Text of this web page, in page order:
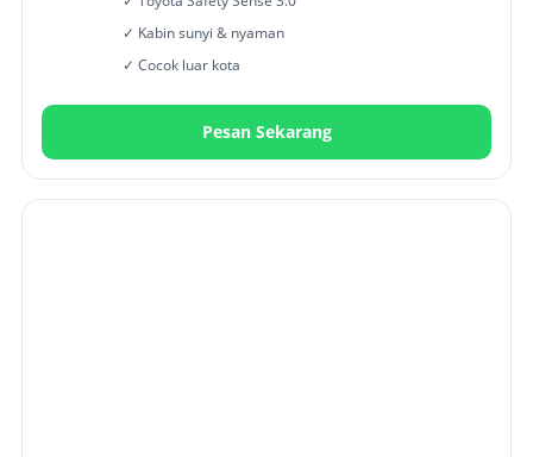
✓ Kabin sunyi & nyaman
✓ Cocok luar kota
Pesan Sekarang